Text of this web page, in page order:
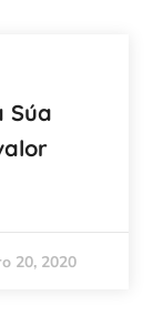
Súa
20, 2020